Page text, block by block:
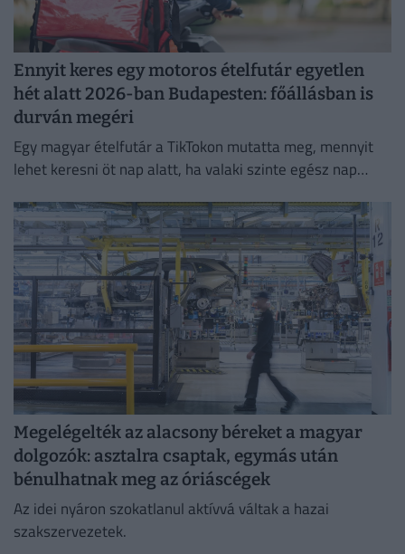
Ennyit keres egy motoros ételfutár egyetlen
hét alatt 2026-ban Budapesten: főállásban is
durván megéri
Egy magyar ételfutár a TikTokon mutatta meg, mennyit
lehet keresni öt nap alatt, ha valaki szinte egész nap
Megelégelték az alacsony béreket a magyar
dolgozók: asztalra csaptak, egymás után
bénulhatnak meg az óriáscégek
Az idei nyáron szokatlanul aktívvá váltak a hazai
szakszervezetek.